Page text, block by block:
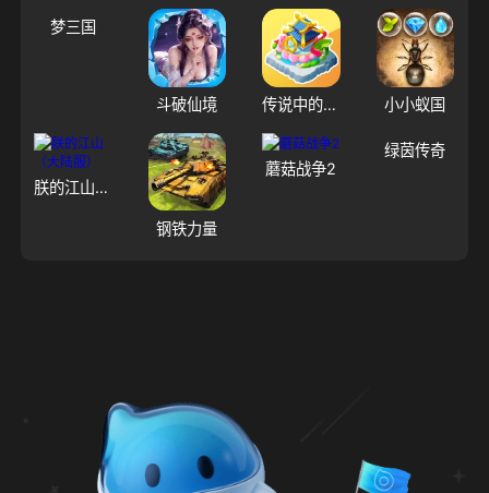
梦三国
斗破仙境 传说中的合合岛 小小蚁国
朕的江山（大陆服）
钢铁力量
蘑菇战争2
绿茵传奇